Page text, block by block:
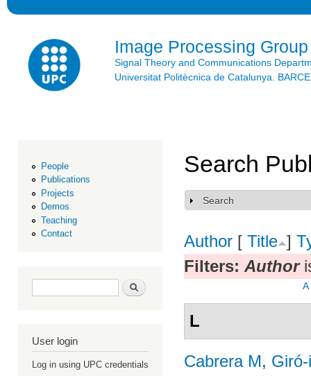
Image Processing Group
Signal Theory and Communications
Universitat Politècnica de Catalunya.
People
Publications
Projects
Demos
Teaching
Contact
Search form Search
User login
Log in using UPC credentials
Search
Show
Search
Author [ Title ]
Filters: Author
A
L
Cabrera M,